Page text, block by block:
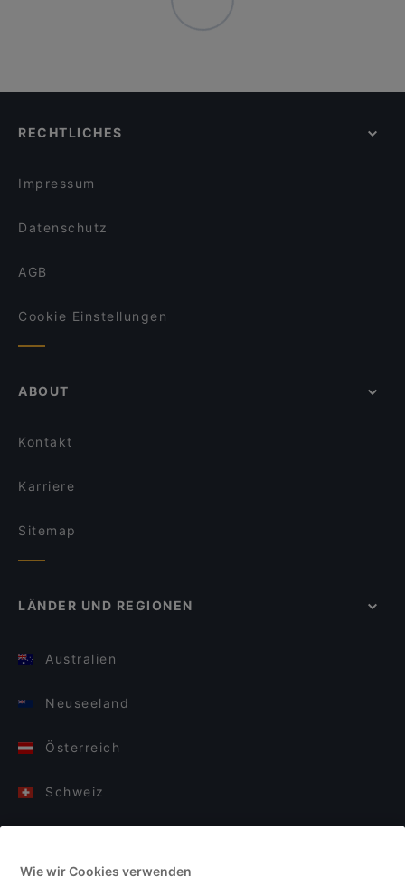
RECHTLICHES
Impressum
Datenschutz
AGB
Cookie Einstellungen
ABOUT
Kontakt
Karriere
Sitemap
LÄNDER UND REGIONEN
Australien
Neuseeland
Österreich
Schweiz
Italien
Wie wir Cookies verwenden